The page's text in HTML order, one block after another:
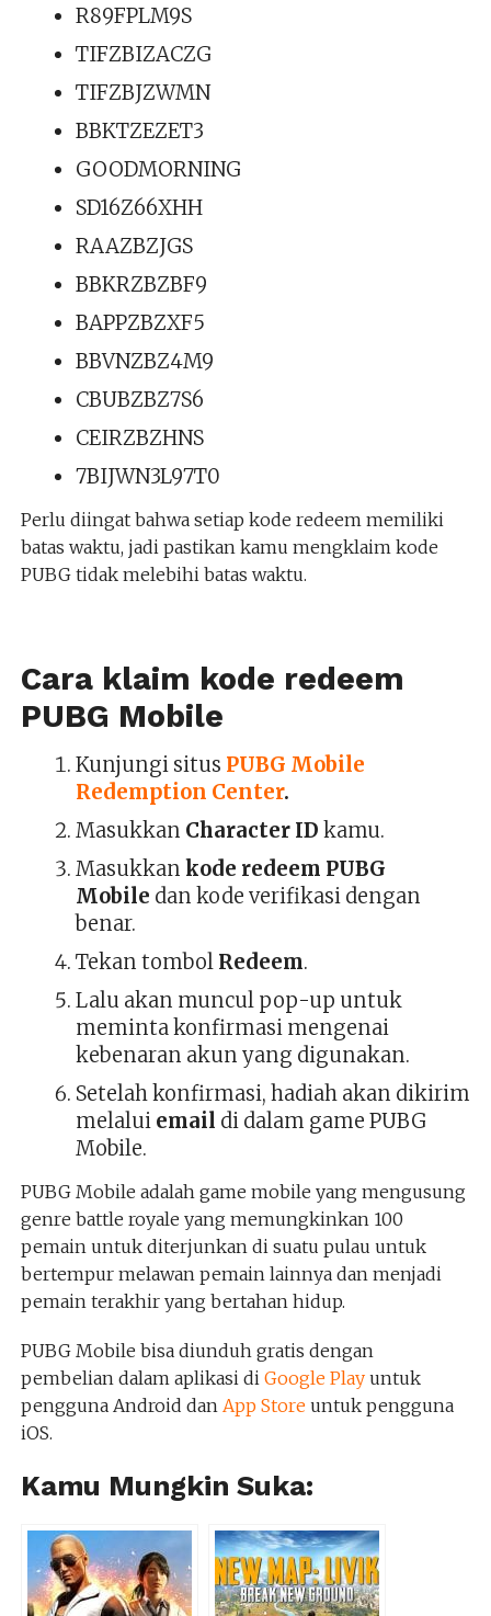
R89FPLM9S
TIFZBIZACZG
TIFZBJZWMN
BBKTZEZET3
GOODMORNING
SD16Z66XHH
RAAZBZJGS
BBKRZBZBF9
BAPPZBZXF5
BBVNZBZ4M9
CBUBZBZ7S6
CEIRZBZHNS
7BIJWN3L97T0
Perlu diingat bahwa setiap kode redeem memiliki
batas waktu, jadi pastikan kamu mengklaim kode
PUBG tidak melebihi batas waktu.
Cara klaim kode redeem
PUBG Mobile
Kunjungi situs PUBG Mobile
Redemption Center.
Masukkan Character ID kamu.
Masukkan kode redeem PUBG
Mobile dan kode verifikasi dengan
benar.
Tekan tombol Redeem.
Lalu akan muncul pop-up untuk
meminta konfirmasi mengenai
kebenaran akun yang digunakan.
Setelah konfirmasi, hadiah akan dikirim
melalui email di dalam game PUBG
Mobile.
PUBG Mobile adalah game mobile yang mengusung
genre battle royale yang memungkinkan 100
pemain untuk diterjunkan di suatu pulau untuk
bertempur melawan pemain lainnya dan menjadi
pemain terakhir yang bertahan hidup.
PUBG Mobile bisa diunduh gratis dengan
pembelian dalam aplikasi di Google Playuntuk
pengguna Android dan App Storeuntuk pengguna
iOS.
Kamu Mungkin Suka: